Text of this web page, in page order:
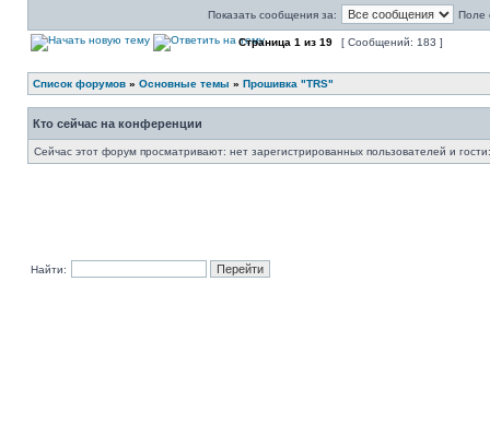
Показать сообщения за: Поле
Страница 1 из 19 [ Сообщений: 183 ]
Список форумов » Основные темы » Прошивка "TRS"
Кто сейчас на конференции
Сейчас этот форум просматривают: нет зарегистрированных пользователей и
Найти: